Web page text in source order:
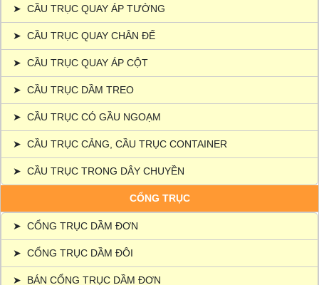
➤ CẦU TRỤC QUAY ÁP TƯỜNG
➤ CẦU TRỤC QUAY CHÂN ĐẾ
➤ CẦU TRỤC QUAY ÁP CỘT
➤ CẦU TRỤC DẦM TREO
➤ CẦU TRỤC CÓ GẦU NGOẠM
➤ CẦU TRỤC CẢNG, CẦU TRỤC CONTAINER
➤ CẦU TRỤC TRONG DÂY CHUYỀN
CỔNG TRỤC
➤ CỔNG TRỤC DẦM ĐƠN
➤ CỔNG TRỤC DẦM ĐÔI
➤ BÁN CỔNG TRỤC DẦM ĐƠN